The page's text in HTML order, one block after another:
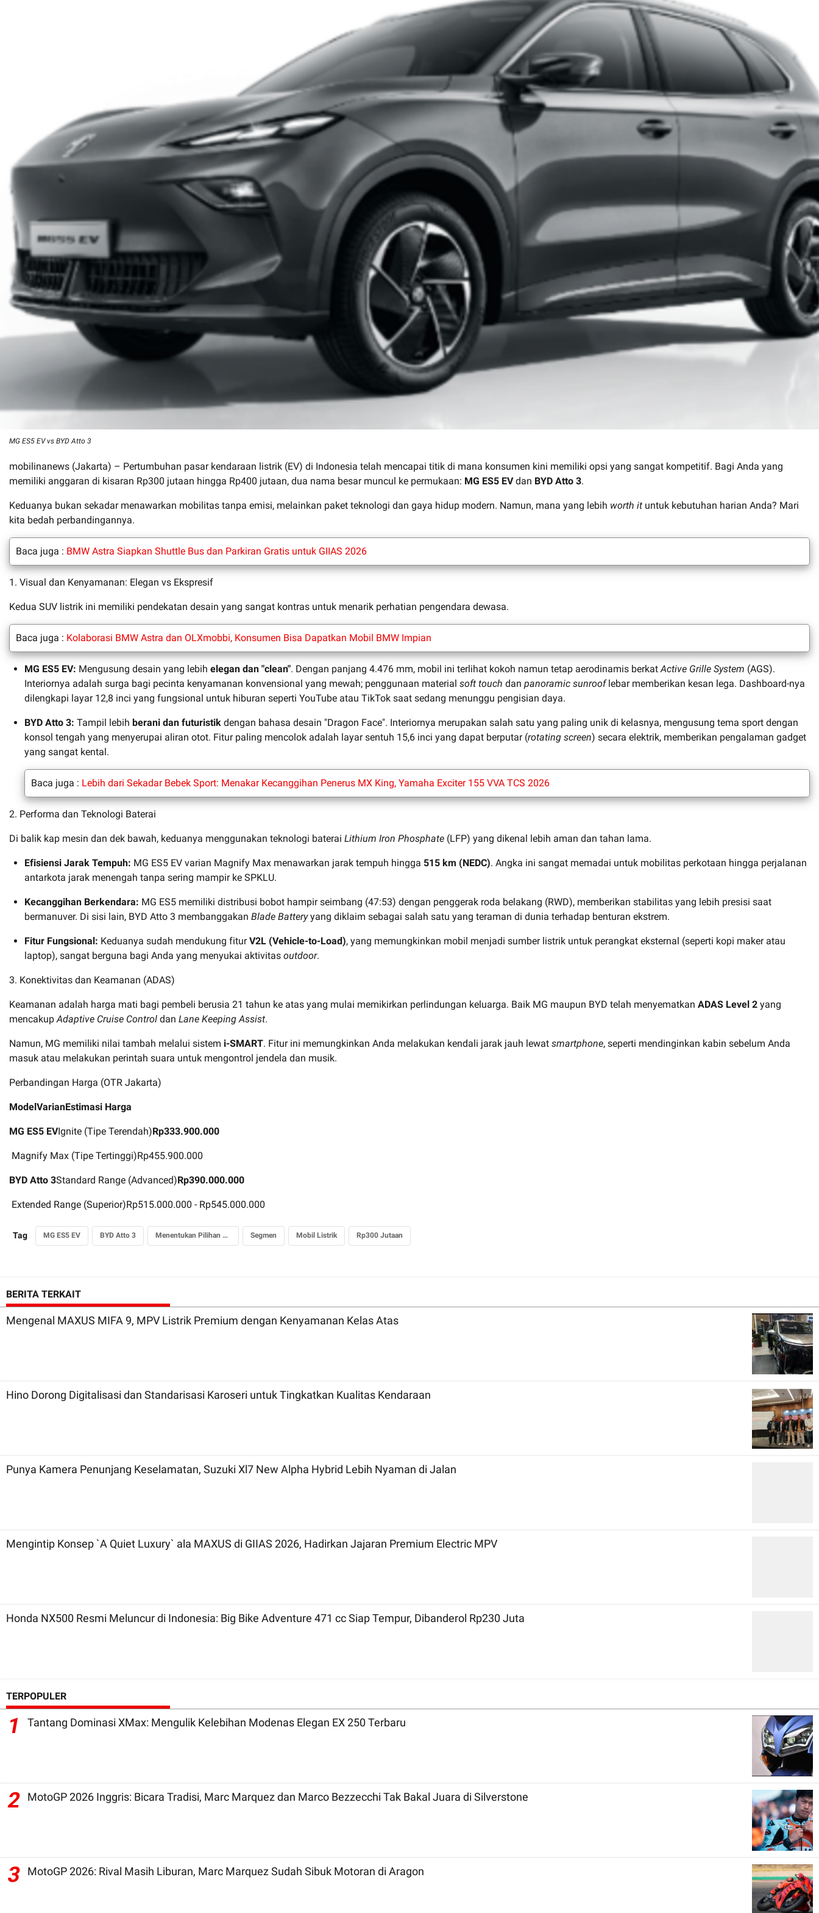
MG ES5 EV vs BYD Atto 3
mobilinanews (Jakarta) – Pertumbuhan pasar kendaraan listrik (EV) di Indonesia telah mencapai titik di mana konsumen kini memiliki opsi yang sangat kompetitif. Bagi Anda yang
memiliki anggaran di kisaran Rp300 jutaan hingga Rp400 jutaan, dua nama besar muncul ke permukaan: MG ES5 EVdan BYD Atto 3.
Keduanya bukan sekadar menawarkan mobilitas tanpa emisi, melainkan paket teknologi dan gaya hidup modern. Namun, mana yang lebih worth it untuk kebutuhan harian Anda? Mari
kita bedah perbandingannya.
Baca juga : BMW Astra Siapkan Shuttle Bus dan Parkiran Gratis untuk GIIAS 2026
1. Visual dan Kenyamanan: Elegan vs Ekspresif
Kedua SUV listrik ini memiliki pendekatan desain yang sangat kontras untuk menarik perhatian pengendara dewasa.
Baca juga : Kolaborasi BMW Astra dan OLXmobbi, Konsumen Bisa Dapatkan Mobil BMW Impian
MG ES5 EV: Mengusung desain yang lebih elegan dan "clean". Dengan panjang 4.476 mm, mobil ini terlihat kokoh namun tetap aerodinamis berkatActive Grille System (AGS).
Interiornya adalah surga bagi pecinta kenyamanan konvensional yang mewah; penggunaan material soft touch dan panoramic sunrooflebar memberikan kesan lega. Dashboard-nya
dilengkapi layar 12,8 inci yang fungsional untuk hiburan seperti YouTube atau TikTok saat sedang menunggu pengisian daya.
BYD Atto 3: Tampil lebih berani dan futuristik dengan bahasa desain "Dragon Face". Interiornya merupakan salah satu yang paling unik di kelasnya, mengusung tema sport dengan
konsol tengah yang menyerupai aliran otot. Fitur paling mencolok adalah layar sentuh 15,6 inci yang dapat berputar (rotating screen) secara elektrik, memberikan pengalaman gadget
yang sangat kental.
Baca juga : Lebih dari Sekadar Bebek Sport: Menakar Kecanggihan Penerus MX King, Yamaha Exciter 155 VVA TCS 2026
2. Performa dan Teknologi Baterai
Di balik kap mesin dan dek bawah, keduanya menggunakan teknologi baterai Lithium Iron Phosphate (LFP) yang dikenal lebih aman dan tahan lama.
Efisiensi Jarak Tempuh: MG ES5 EV varian Magnify Max menawarkan jarak tempuh hingga 515 km (NEDC). Angka ini sangat memadai untuk mobilitas perkotaan hingga perjalanan
antarkota jarak menengah tanpa sering mampir ke SPKLU.
Kecanggihan Berkendara: MG ES5 memiliki distribusi bobot hampir seimbang (47:53) dengan penggerak roda belakang (RWD), memberikan stabilitas yang lebih presisi saat
bermanuver. Di sisi lain, BYD Atto 3 membanggakan Blade Batteryyang diklaim sebagai salah satu yang teraman di dunia terhadap benturan ekstrem.
Fitur Fungsional: Keduanya sudah mendukung fiturV2L (Vehicle-to-Load), yang memungkinkan mobil menjadi sumber listrik untuk perangkat eksternal (seperti kopi maker atau
laptop), sangat berguna bagi Anda yang menyukai aktivitas outdoor.
3. Konektivitas dan Keamanan (ADAS)
Keamanan adalah harga mati bagi pembeli berusia 21 tahun ke atas yang mulai memikirkan perlindungan keluarga. Baik MG maupun BYD telah menyematkan ADAS Level 2 yang
mencakupAdaptive Cruise Control dan Lane Keeping Assist.
Namun, MG memiliki nilai tambah melalui sistem i-SMART. Fitur ini memungkinkan Anda melakukan kendali jarak jauh lewat smartphone, seperti mendinginkan kabin sebelum Anda
masuk atau melakukan perintah suara untuk mengontrol jendela dan musik.
Perbandingan Harga (OTR Jakarta)
ModelVarianEstimasi Harga
MG ES5 EVIgnite (Tipe Terendah)Rp333.900.000
Magnify Max (Tipe Tertinggi)Rp455.900.000
BYD Atto 3Standard Range (Advanced)Rp390.000.000
Extended Range (Superior)Rp515.000.000 - Rp545.000.000
Tag MG ES5 EV BYD Atto 3 Menentukan Pilihan Cerdas Segmen Mobil Listrik Rp300 Jutaan
BERITA TERKAIT
Mengenal MAXUS MIFA 9, MPV Listrik Premium dengan Kenyamanan Kelas Atas
Hino Dorong Digitalisasi dan Standarisasi Karoseri untuk Tingkatkan Kualitas Kendaraan
Punya Kamera Penunjang Keselamatan, Suzuki Xl7 New Alpha Hybrid Lebih Nyaman di Jalan
Mengintip Konsep `A Quiet Luxury` ala MAXUS di GIIAS 2026, Hadirkan Jajaran Premium Electric MPV
Honda NX500 Resmi Meluncur di Indonesia: Big Bike Adventure 471 cc Siap Tempur, Dibanderol Rp230 Juta
TERPOPULER
1 Tantang Dominasi XMax: Mengulik Kelebihan Modenas Elegan EX 250 Terbaru
2 MotoGP 2026 Inggris: Bicara Tradisi, Marc Marquez dan Marco Bezzecchi Tak Bakal Juara di Silverstone
3 MotoGP 2026: Rival Masih Liburan, Marc Marquez Sudah Sibuk Motoran di Aragon